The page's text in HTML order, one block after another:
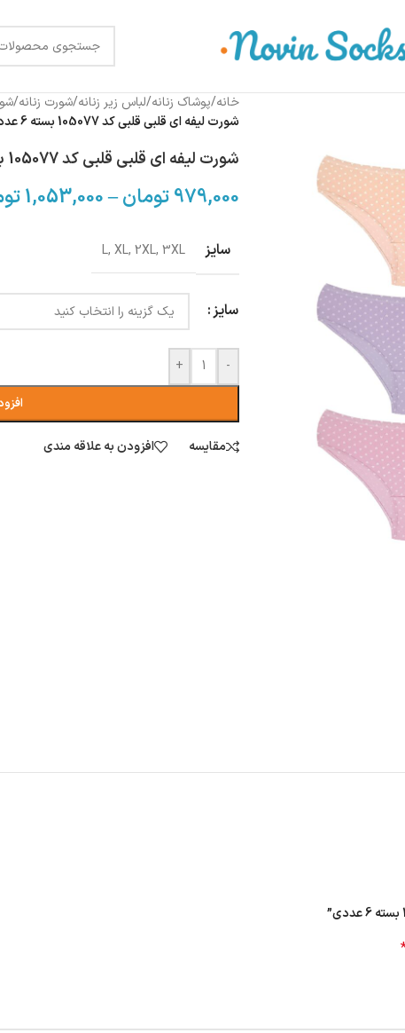
خانه/پوشاک زنانه/لباس زیر زنانه/شورت زنانه/
شورت لیفه ای قلبی قلبی کد 105077 بسته 6 عددی
شورت لیفه ای قلبی قلبی کد 105077 بسته 6 عددی
979,000تومان–
1,053,000
سایز L,XL,2XL,3XL
سایز
-
+
مقایسه افزودن به علاقه مندی